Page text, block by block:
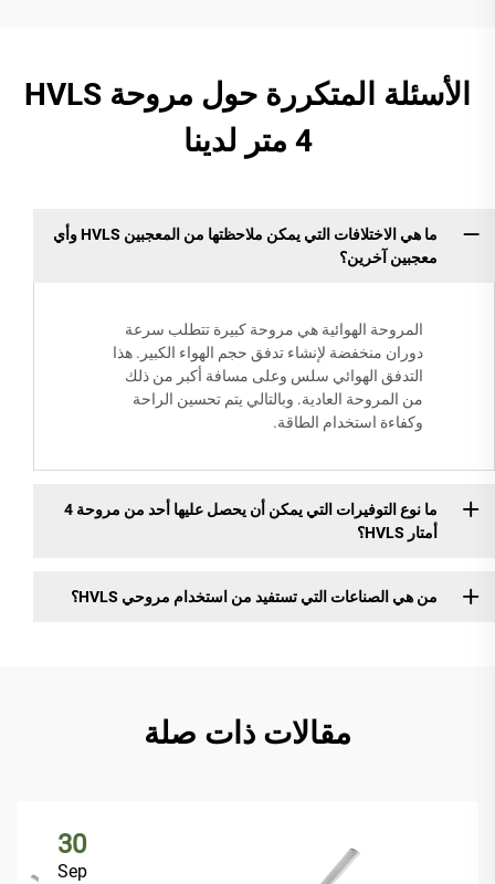
الأسئلة المتكررة حول مروحة HVLS
4 متر لدينا
ما هي الاختلافات التي يمكن ملاحظتها من المعجبين HVLS وأي
معجبين آخرين؟
المروحة الهوائية هي مروحة كبيرة تتطلب سرعة
دوران منخفضة لإنشاء تدفق حجم الهواء الكبير. هذا
التدفق الهوائي سلس وعلى مسافة أكبر من ذلك
من المروحة العادية. وبالتالي يتم تحسين الراحة
وكفاءة استخدام الطاقة.
ما نوع التوفيرات التي يمكن أن يحصل عليها أحد من مروحة 4
أمتار HVLS؟
من هي الصناعات التي تستفيد من استخدام مروحي HVLS؟
مقالات ذات صلة
30
Sep